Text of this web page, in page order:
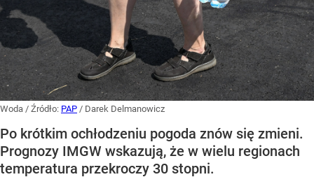
Woda / Źródło: PAP / Darek Delmanowicz
Po krótkim ochłodzeniu pogoda znów się zmieni.
Prognozy IMGW wskazują, że w wielu regionach
temperatura przekroczy 30 stopni.